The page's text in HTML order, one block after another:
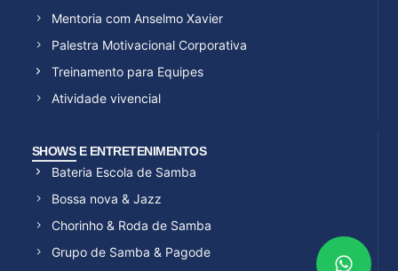
Mentoria com Anselmo Xavier
Palestra Motivacional Corporativa
Treinamento para Equipes
Atividade vivencial
SHOWS E ENTRETENIMENTOS
Bateria Escola de Samba
Bossa nova & Jazz
Chorinho & Roda de Samba
Grupo de Samba & Pagode